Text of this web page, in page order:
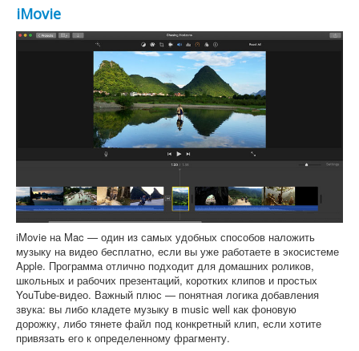
iMovie
iMovie на Mac — один из самых удобных способов наложить
музыку на видео бесплатно, если вы уже работаете в экосистеме
Apple. Программа отлично подходит для домашних роликов,
школьных и рабочих презентаций, коротких клипов и простых
YouTube-видео. Важный плюс — понятная логика добавления
звука: вы либо кладете музыку в music well как фоновую
дорожку, либо тянете файл под конкретный клип, если хотите
привязать его к определенному фрагменту.